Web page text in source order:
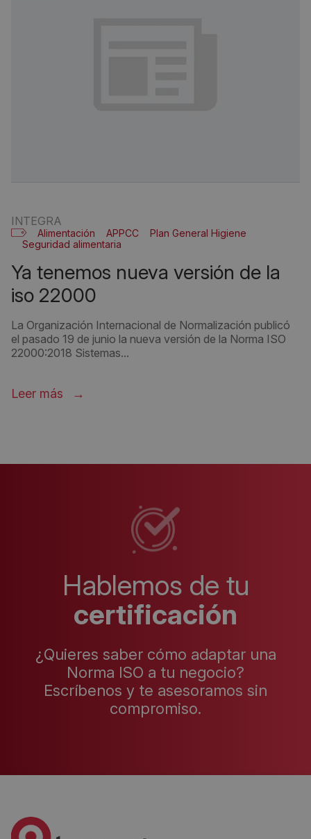
INTEGRA
Alimentación APPCC
Plan General Higiene
Seguridad alimentaria
ya tenemos nueva versión de la
iso 22000
La Organización Internacional de Normalización publicó
el pasado 19 de junio la nueva versión de la Norma ISO
22000:2018 Sistemas...
Leer más
Hablemos de tu
certificación
¿Quieres saber cómo adaptar una
Norma ISO a tu negocio?
Escríbenos y te asesoramos sin
compromiso.